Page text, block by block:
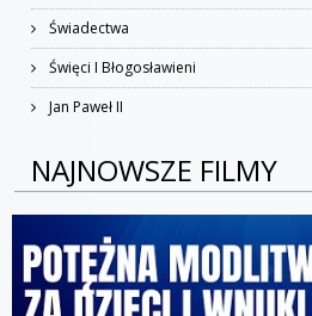
Świadectwa
Święci I Błogosławieni
Jan Paweł II
NAJNOWSZE FILMY